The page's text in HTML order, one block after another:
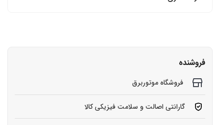
فروشنده
فروشگاه موتوربرق
گارانتی اصالت و سلامت فیزیکی کالا